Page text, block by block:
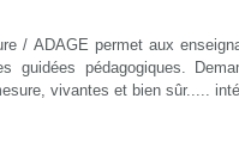
/ ADAGE permet aux
guidées pédagogiques.
vivantes et bien sûr.....